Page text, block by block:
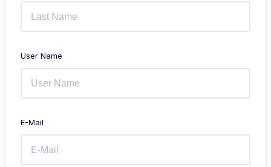
User Name
E-Mail